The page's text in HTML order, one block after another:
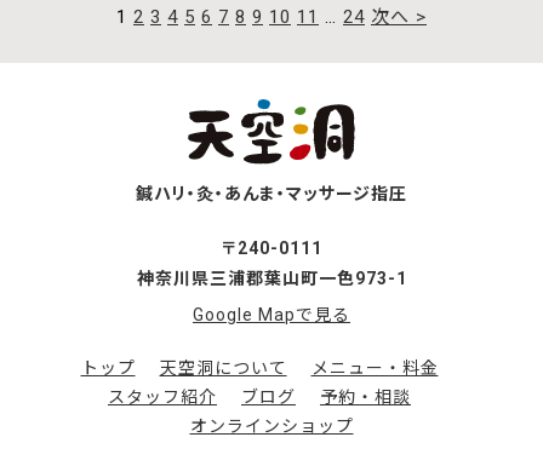
記
1 2 3 4 5 6 7 8 9 10 11 … 24 次へ >
鍼ハリ・灸・あんま・マッサージ指圧
〒240-0111
神奈川県三浦郡葉山町一色973-1
Google Mapで見る
トップ 天空洞について
メニュー・料金
スタッフ紹介
ブログ
予約・相談
オンラインショップ